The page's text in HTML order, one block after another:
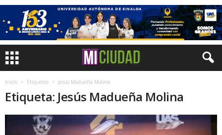
Inicio Etiquetas Jesús Madueña Molina
Etiqueta: Jesús Madueña Molina